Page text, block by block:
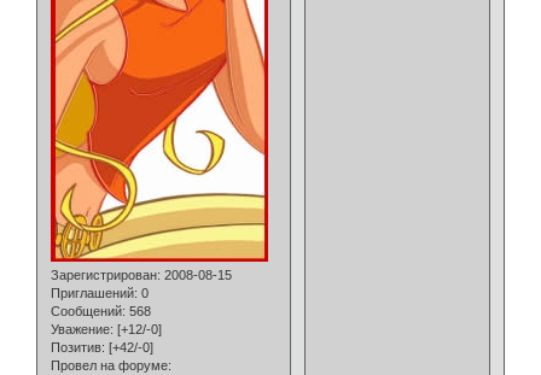
Зарегистрирован: 2008-08-15
Приглашений: 0
Сообщений: 568
Уважение: [+12/-0]
Позитив: [+42/-0]
Провел на форуме: